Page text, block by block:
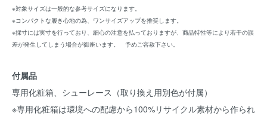
※対象サイズは一般的な参考サイズになります。
※コンパクトな履き心地の為、ワンサイズアップを推奨します。
※採寸には実寸を行っており、細心の注意を払っておりますが、商品特性等により若干の誤
差が発生してしまう場合が御座います。 予めご容赦下さい。
付属品
専用化粧箱、シューレース（取り換え用別色が付属）
※専用化粧箱は環境への配慮から100%リサイクル素材から作られ